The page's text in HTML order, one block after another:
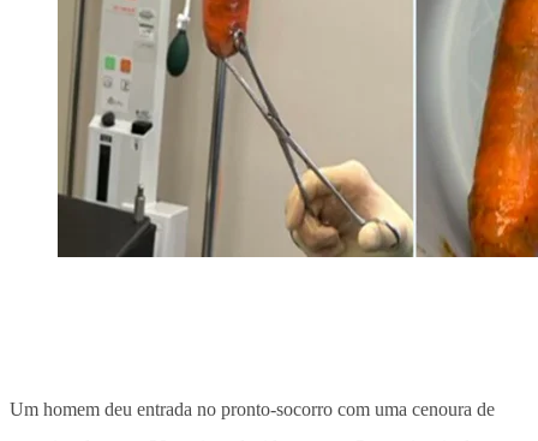
Um homem deu entrada no pronto-socorro com uma cenoura de